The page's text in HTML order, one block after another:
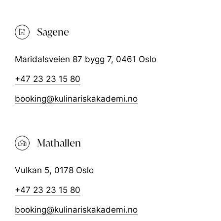
Sagene
Maridalsveien 87 bygg 7, 0461 Oslo
+47 23 23 15 80
booking@kulinariskakademi.no
Mathallen
Vulkan 5, 0178 Oslo
+47 23 23 15 80
booking@kulinariskakademi.no